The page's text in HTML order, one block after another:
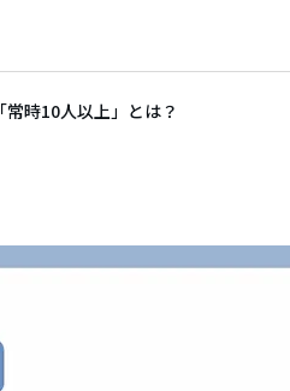
常時10人以上」とは？